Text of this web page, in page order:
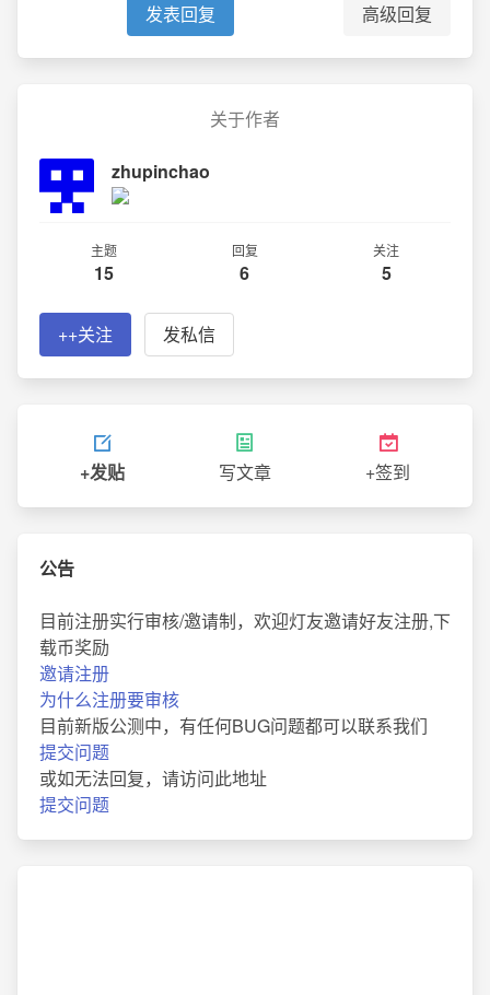
发表回复 高级回复
关于作者
zhupinchao
主题
15
回复
6
关注
5
++关注 发私信
+发贴 写文章 +签到
公告
目前注册实行审核/邀请制，欢迎灯友邀请好友注册,下
载币奖励
邀请注册
为什么注册要审核
目前新版公测中，有任何BUG问题都可以联系我们
提交问题
或如无法回复，请访问此地址
提交问题